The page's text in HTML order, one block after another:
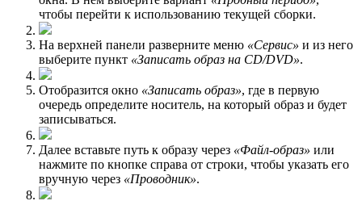
чтобы перейти к использованию текущей сборки.
На верхней панели разверните меню «Сервис» и из него
выберите пункт «Записать образ на CD/DVD».
Отобразится окно «Записать образ», где в первую
очередь определите носитель, на который образ и будет
записываться.
Далее вставьте путь к образу через «Файл-образ» или
нажмите по кнопке справа от строки, чтобы указать его
вручную через «Проводник».